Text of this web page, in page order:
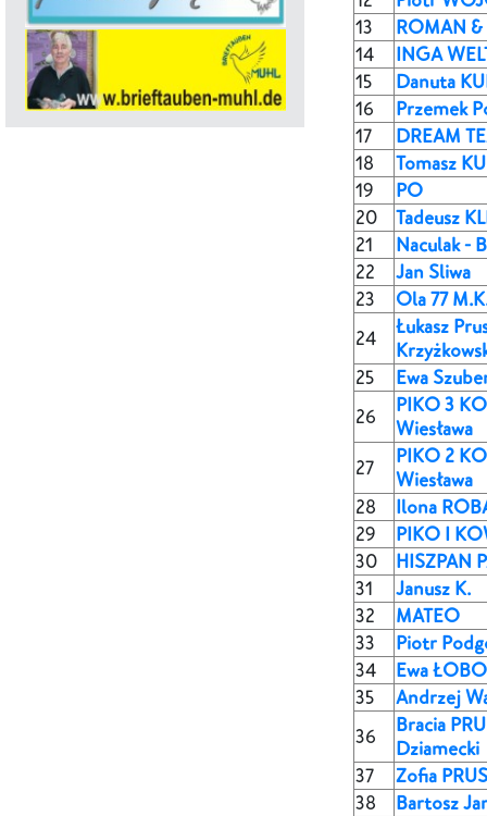
13
ROMAN &
14
INGA
15
Danuta
16
Przemek
17
DREAM
18
Tomasz
19
PO
20
Tadeusz
21
Naculak -
22
Jan Sliwa
23
Ola 77
24
Łukasz
25
Ewa
26
PIKO 3
Wiesława
27
PIKO 2
Wiesława
28
Ilona
29
PIKO I
30
HISZPAN
31
Janusz K.
32
MATEO
33
Piotr
34
Ewa
35
Andrzej
36
Bracia
Dziamecki
37
Zofia
38
Bartosz